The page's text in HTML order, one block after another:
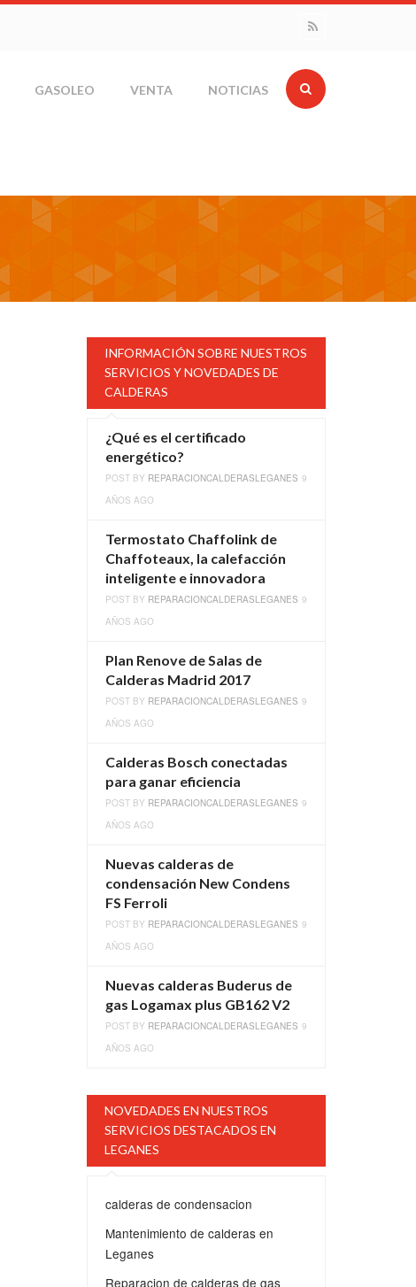
GASOLEO VENTA NOTICIAS
INFORMACIÓN SOBRE NUESTROS
SERVICIOS Y NOVEDADES DE
CALDERAS
¿Qué es el certificado
energético?
POST BY REPARACIONCALDERASLEGANES 9
AÑOS AGO
Termostato Chaffolink de
Chaffoteaux, la calefacción
inteligente e innovadora
POST BY REPARACIONCALDERASLEGANES 9
AÑOS AGO
Plan Renove de Salas de
Calderas Madrid 2017
POST BY REPARACIONCALDERASLEGANES 9
AÑOS AGO
Calderas Bosch conectadas
para ganar eficiencia
POST BY REPARACIONCALDERASLEGANES 9
AÑOS AGO
Nuevas calderas de
condensación New Condens
FS Ferroli
POST BY REPARACIONCALDERASLEGANES 9
AÑOS AGO
Nuevas calderas Buderus de
gas Logamax plus GB162 V2
POST BY REPARACIONCALDERASLEGANES 9
AÑOS AGO
NOVEDADES EN NUESTROS
SERVICIOS DESTACADOS EN
LEGANES
calderas de condensacion
Mantenimiento de calderas en
Leganes
Reparacion de calderas de gas